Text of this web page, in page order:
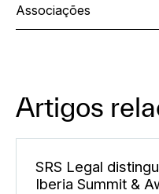
Associações
Artigos
SRS Legal
Iberia Summit &